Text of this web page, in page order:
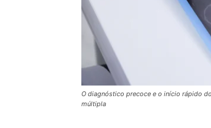
O diagnóstico precoce e o início rápido
múltipla